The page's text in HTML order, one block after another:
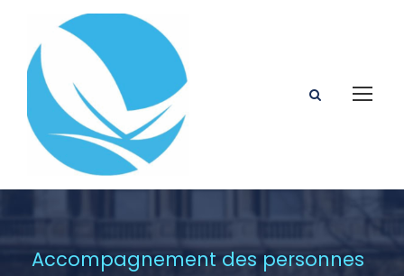
Accompagnement des personnes